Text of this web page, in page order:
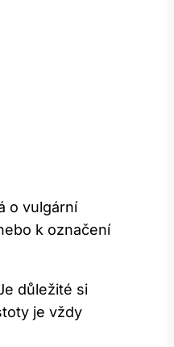
o vulgární
k označení‍
důležité⁤ si
je vždy⁢